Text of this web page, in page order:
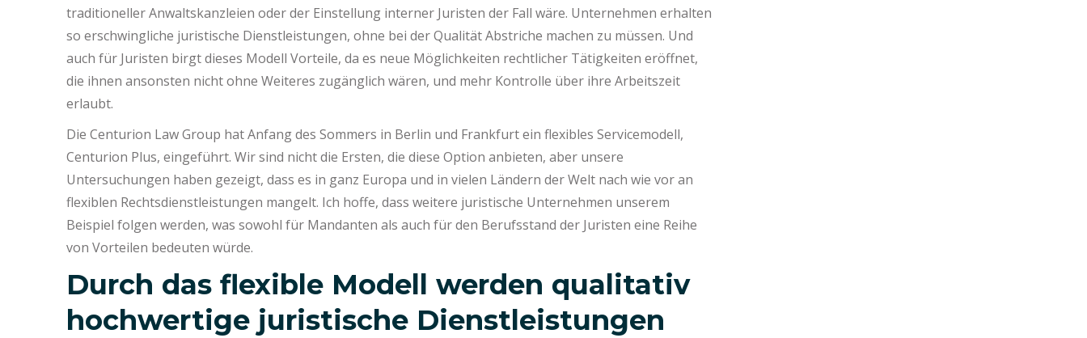
traditioneller Anwaltskanzleien oder der Einstellung interner Juristen der Fall wäre. Unternehmen erhalten
so erschwingliche juristische Dienstleistungen, ohne bei der Qualität Abstriche machen zu müssen. Und
auch für Juristen birgt dieses Modell Vorteile, da es neue Möglichkeiten rechtlicher Tätigkeiten eröffnet,
die ihnen ansonsten nicht ohne Weiteres zugänglich wären, und mehr Kontrolle über ihre Arbeitszeit
erlaubt.
Die Centurion Law Group hat Anfang des Sommers in Berlin und Frankfurt ein flexibles Servicemodell,
Centurion Plus, eingeführt. Wir sind nicht die Ersten, die diese Option anbieten, aber unsere
Untersuchungen haben gezeigt, dass es in ganz Europa und in vielen Ländern der Welt nach wie vor an
flexiblen Rechtsdienstleistungen mangelt. Ich hoffe, dass weitere juristische Unternehmen unserem
Beispiel folgen werden, was sowohl für Mandanten als auch für den Berufsstand der Juristen eine Reihe
von Vorteilen bedeuten würde.
Durch das flexible Modell werden qualitativ
hochwertige juristische Dienstleistungen